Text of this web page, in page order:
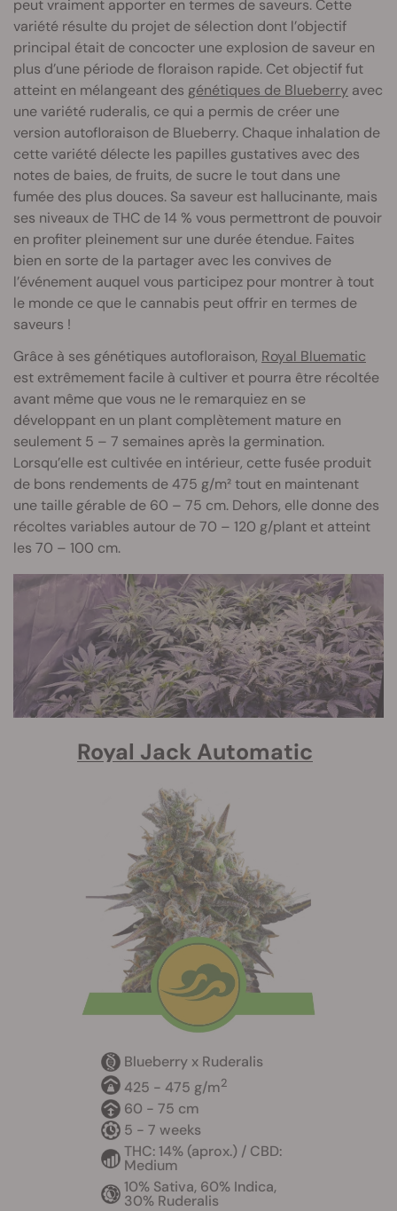
peut vraiment apporter en termes de saveurs. Cette
variété résulte du projet de sélection dont l’objectif
principal était de concocter une explosion de saveur en
plus d’une période de floraison rapide. Cet objectif fut
atteint en mélangeant des génétiques de Blueberry avec
une variété ruderalis, ce qui a permis de créer une
version autofloraison de Blueberry. Chaque inhalation de
cette variété délecte les papilles gustatives avec des
notes de baies, de fruits, de sucre le tout dans une
fumée des plus douces. Sa saveur est hallucinante, mais
ses niveaux de THC de 14 % vous permettront de pouvoir
en profiter pleinement sur une durée étendue. Faites
bien en sorte de la partager avec les convives de
l’événement auquel vous participez pour montrer à tout
le monde ce que le cannabis peut offrir en termes de
saveurs !
Grâce à ses génétiques autofloraison, Royal Bluematic
est extrêmement facile à cultiver et pourra être récoltée
avant même que vous ne le remarquiez en se
développant en un plant complètement mature en
seulement 5 – 7 semaines après la germination.
Lorsqu’elle est cultivée en intérieur, cette fusée produit
de bons rendements de 475 g/m² tout en maintenant
une taille gérable de 60 – 75 cm. Dehors, elle donne des
récoltes variables autour de 70 – 120 g/plant et atteint
les 70 – 100 cm.
Royal Jack Automatic
Blueberry x Ruderalis
425 - 475 g/m2
60 - 75 cm
5 - 7 weeks
THC: 14% (aprox.) / CBD:
Medium
10% Sativa, 60% Indica,
30% Ruderalis